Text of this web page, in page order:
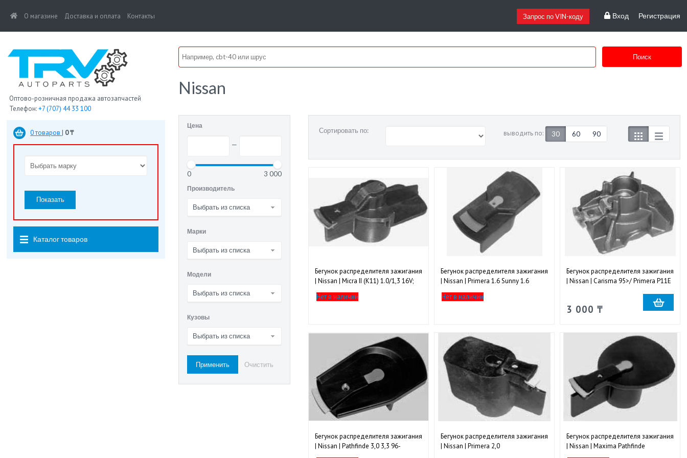
(current)
О магазине Доставка и оплата Контакты Запрос по VIN-коду Вход Регистрация
Оптово-розничная продажа автозапчастей
Телефон:+7 (707) 44 33 100
0 товаров | 0 ₸
Показать
Каталог товаров
Поиск
Nissan
Цена
—
0 3 000
Производитель
Выбрать из списка
Марки
Выбрать из списка
Модели
Выбрать из списка
Кузовы
Выбрать из списка
Сортировать по: выводить по: 30 60 90
Бегунок распределителя зажигания
| Nissan | Micra II (K11) 1.0/1,3 16V;
Sunny N14 1,4 GA14DS 1991-2000
Нет в наличии
Бегунок распределителя зажигания
| Nissan | Primera 1.6 Sunny 1.6
(GA16DS)
Нет в наличии
Бегунок распределителя зажигания
| Nissan | Carisma 95>/ Primera P11E
3 000 ₸
Бегунок распределителя зажигания
| Nissan | Pathfinde 3,0 3,3 96-
Бегунок распределителя зажигания
| Nissan | Primera 2,0
Бегунок распределителя зажигания
| Nissan | Maxima Pathfinde